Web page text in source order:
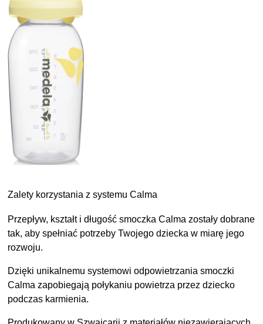
Zalety korzystania z systemu Calma
Przepływ, kształt i długość smoczka Calma zostały dobrane
tak, aby spełniać potrzeby Twojego dziecka w miarę jego
rozwoju.
Dzięki unikalnemu systemowi odpowietrzania smoczki
Calma zapobiegają połykaniu powietrza przez dziecko
podczas karmienia.